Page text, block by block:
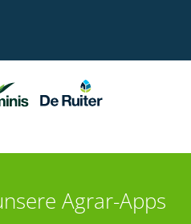
Agrar-Apps